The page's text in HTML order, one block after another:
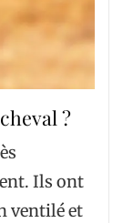
?
Ils ont
ventilé et